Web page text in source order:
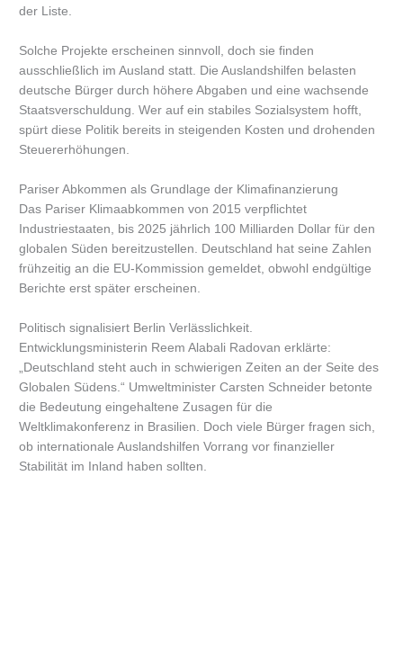
der Liste.
Solche Projekte erscheinen sinnvoll, doch sie finden
ausschließlich im Ausland statt. Die Auslandshilfen belasten
deutsche Bürger durch höhere Abgaben und eine wachsende
Staatsverschuldung. Wer auf ein stabiles Sozialsystem hofft,
spürt diese Politik bereits in steigenden Kosten und drohenden
Steuererhöhungen.
Pariser Abkommen als Grundlage der Klimafinanzierung
Das Pariser Klimaabkommen von 2015 verpflichtet
Industriestaaten, bis 2025 jährlich 100 Milliarden Dollar für den
globalen Süden bereitzustellen. Deutschland hat seine Zahlen
frühzeitig an die EU-Kommission gemeldet, obwohl endgültige
Berichte erst später erscheinen.
Politisch signalisiert Berlin Verlässlichkeit.
Entwicklungsministerin Reem Alabali Radovan erklärte:
„Deutschland steht auch in schwierigen Zeiten an der Seite des
Globalen Südens.“ Umweltminister Carsten Schneider betonte
die Bedeutung eingehaltene Zusagen für die
Weltklimakonferenz in Brasilien. Doch viele Bürger fragen sich,
ob internationale Auslandshilfen Vorrang vor finanzieller
Stabilität im Inland haben sollten.